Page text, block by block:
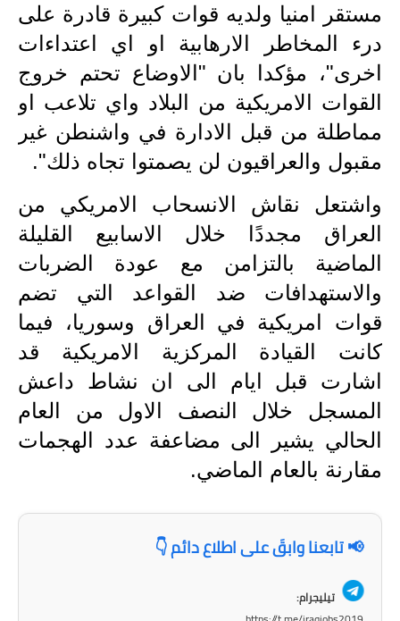
المرحلة المتوسطة
المرحلة الاعدادية
كتب مدرسية
المرحلة الابتدائية
المرحلة المتوسطة
المرحلة الاعدادية
ملازم دراسية
المرحلة الابتدائية
المرحلة المتوسطة
المرحلة الاعدادية
دروس
المرحلة المتوسطة
المرحلة الاعدادية
مستقر امنيا ولديه قوات كبيرة قادرة على
درء المخاطر الارهابية او اي اعتداءات
اخرى"، مؤكدا بان "الاوضاع تحتم خروج
القوات الامريكية من البلاد واي تلاعب او
مماطلة من قبل الادارة في واشنطن غير
مقبول والعراقيون لن يصمتوا تجاه ذلك".
واشتعل نقاش الانسحاب الامريكي من
العراق مجددًا خلال الاسابيع القليلة
الماضية بالتزامن مع عودة الضربات
والاستهدافات ضد القواعد التي تضم
قوات امريكية في العراق وسوريا، فيما
كانت القيادة المركزية الامريكية قد
اشارت قبل ايام الى ان نشاط داعش
المسجل خلال النصف الاول من العام
الحالي يشير الى مضاعفة عدد الهجمات
مقارنة بالعام الماضي.
📢 تابعنا وابقَ على اطلاع دائم 👇
تيليجرام: